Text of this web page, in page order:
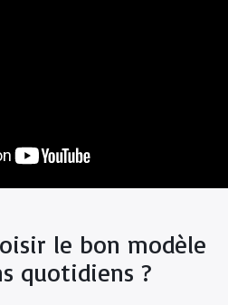
le bon modèle
quotidiens ?